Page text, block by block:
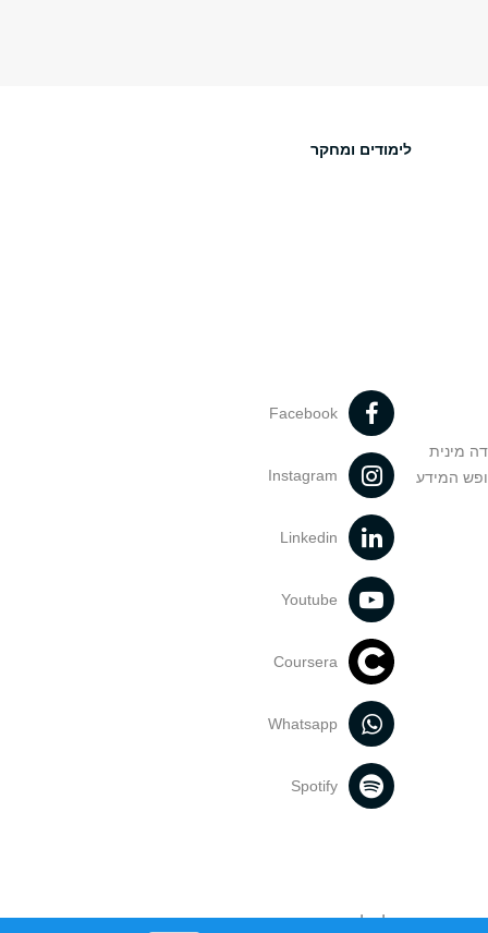
לימודים ומחקר
מינית
המידע
Facebook
Instagram
Linkedin
Youtube
Coursera
Whatsapp
Spotify
בתכנים אלה לדעתך מפר זכויות